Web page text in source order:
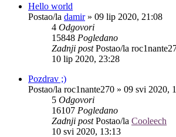
Hello world
Postao/la damir» 09 lip 2020, 21:08
4 Odgovori
15848 Pogledano
Zadnji postPostao/la
10 lip 2020, 23:28
Pozdrav ;)
Postao/la roc1nante270 » 09 svi 2020,
5 Odgovori
16107 Pogledano
Zadnji postPostao/la Cooleech
10 svi 2020, 13:13